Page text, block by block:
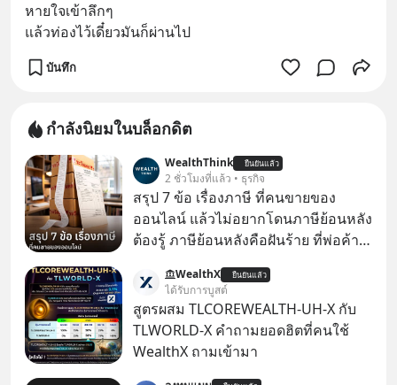
หายใจเข้าลึกๆ
แล้วท่องไว้เดี๋ยวมันก็ผ่านไป
บันทึก
กำลังนิยมในบล็อกดิต
WealthThink ยืนยันแล้ว
2 ชั่วโมงที่แล้ว • ธุรกิจ
สรุป 7 ข้อ เรื่องภาษี ที่คนขายของ
ออนไลน์ แล้วไม่อยากโดนภาษีย้อนหลัง
ต้องรู้ ภาษีย้อนหลังคือฝันร้าย ที่พ่อค้า
WealthX ยืนยันแล้ว
ได้รับการบูสต์
สูตรผสม TLCOREWEALTH-UH-X กับ
TLWORLD-X คำถามยอดฮิตที่คนใช้
WealthX ถามเข้ามา